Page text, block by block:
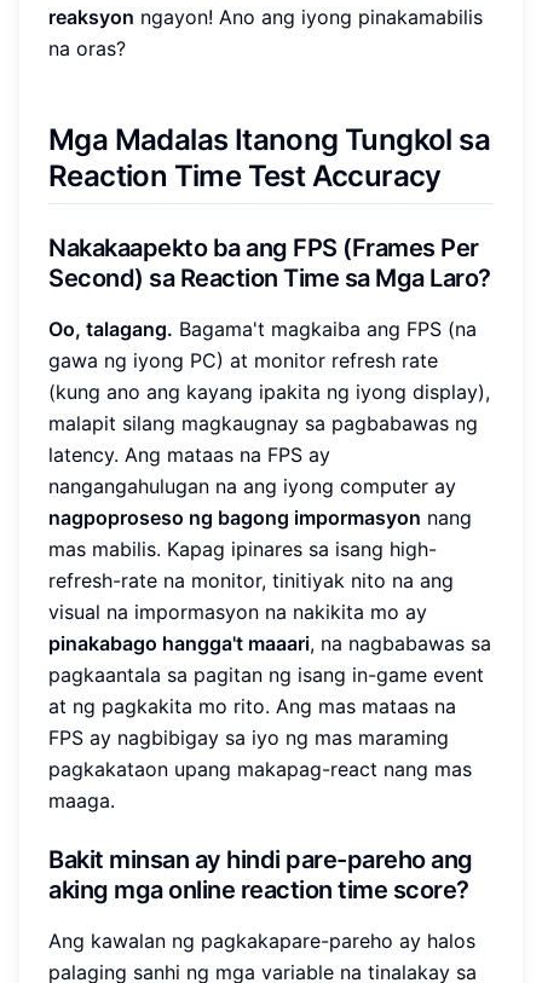
reaksyon ngayon! Ano ang iyong pinakamabilis
na oras?
Mga Madalas Itanong Tungkol sa
Reaction Time Test Accuracy
Nakakaapekto ba ang FPS (Frames Per
Second) sa Reaction Time sa Mga Laro?
Oo, talagang. Bagama't magkaiba ang FPS (na
gawa ng iyong PC) at monitor refresh rate
(kung ano ang kayang ipakita ng iyong display),
malapit silang magkaugnay sa pagbabawas ng
latency. Ang mataas na FPS ay
nangangahulugan na ang iyong computer ay
nagpoproseso ng bagong impormasyon nang
mas mabilis. Kapag ipinares sa isang high-
refresh-rate na monitor, tinitiyak nito na ang
visual na impormasyon na nakikita mo ay
pinakabago hangga't maaari, na nagbabawas sa
pagkaantala sa pagitan ng isang in-game event
at ng pagkakita mo rito. Ang mas mataas na
FPS ay nagbibigay sa iyo ng mas maraming
pagkakataon upang makapag-react nang mas
maaga.
Bakit minsan ay hindi pare-pareho ang
aking mga online reaction time score?
Ang kawalan ng pagkakapare-pareho ay halos
palaging sanhi ng mga variable na tinalakay sa